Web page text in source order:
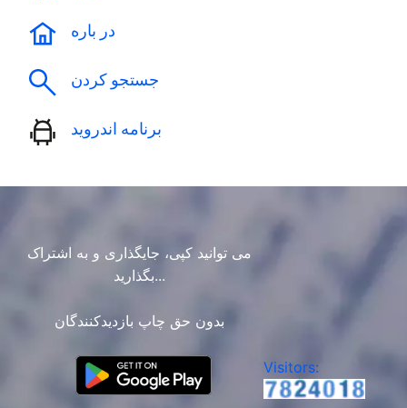
در باره
جستجو کردن
برنامه اندروید
می توانید کپی، جایگذاری و به اشتراک
بگذارید...
بدون حق چاپ بازدیدکنندگان
Visitors: